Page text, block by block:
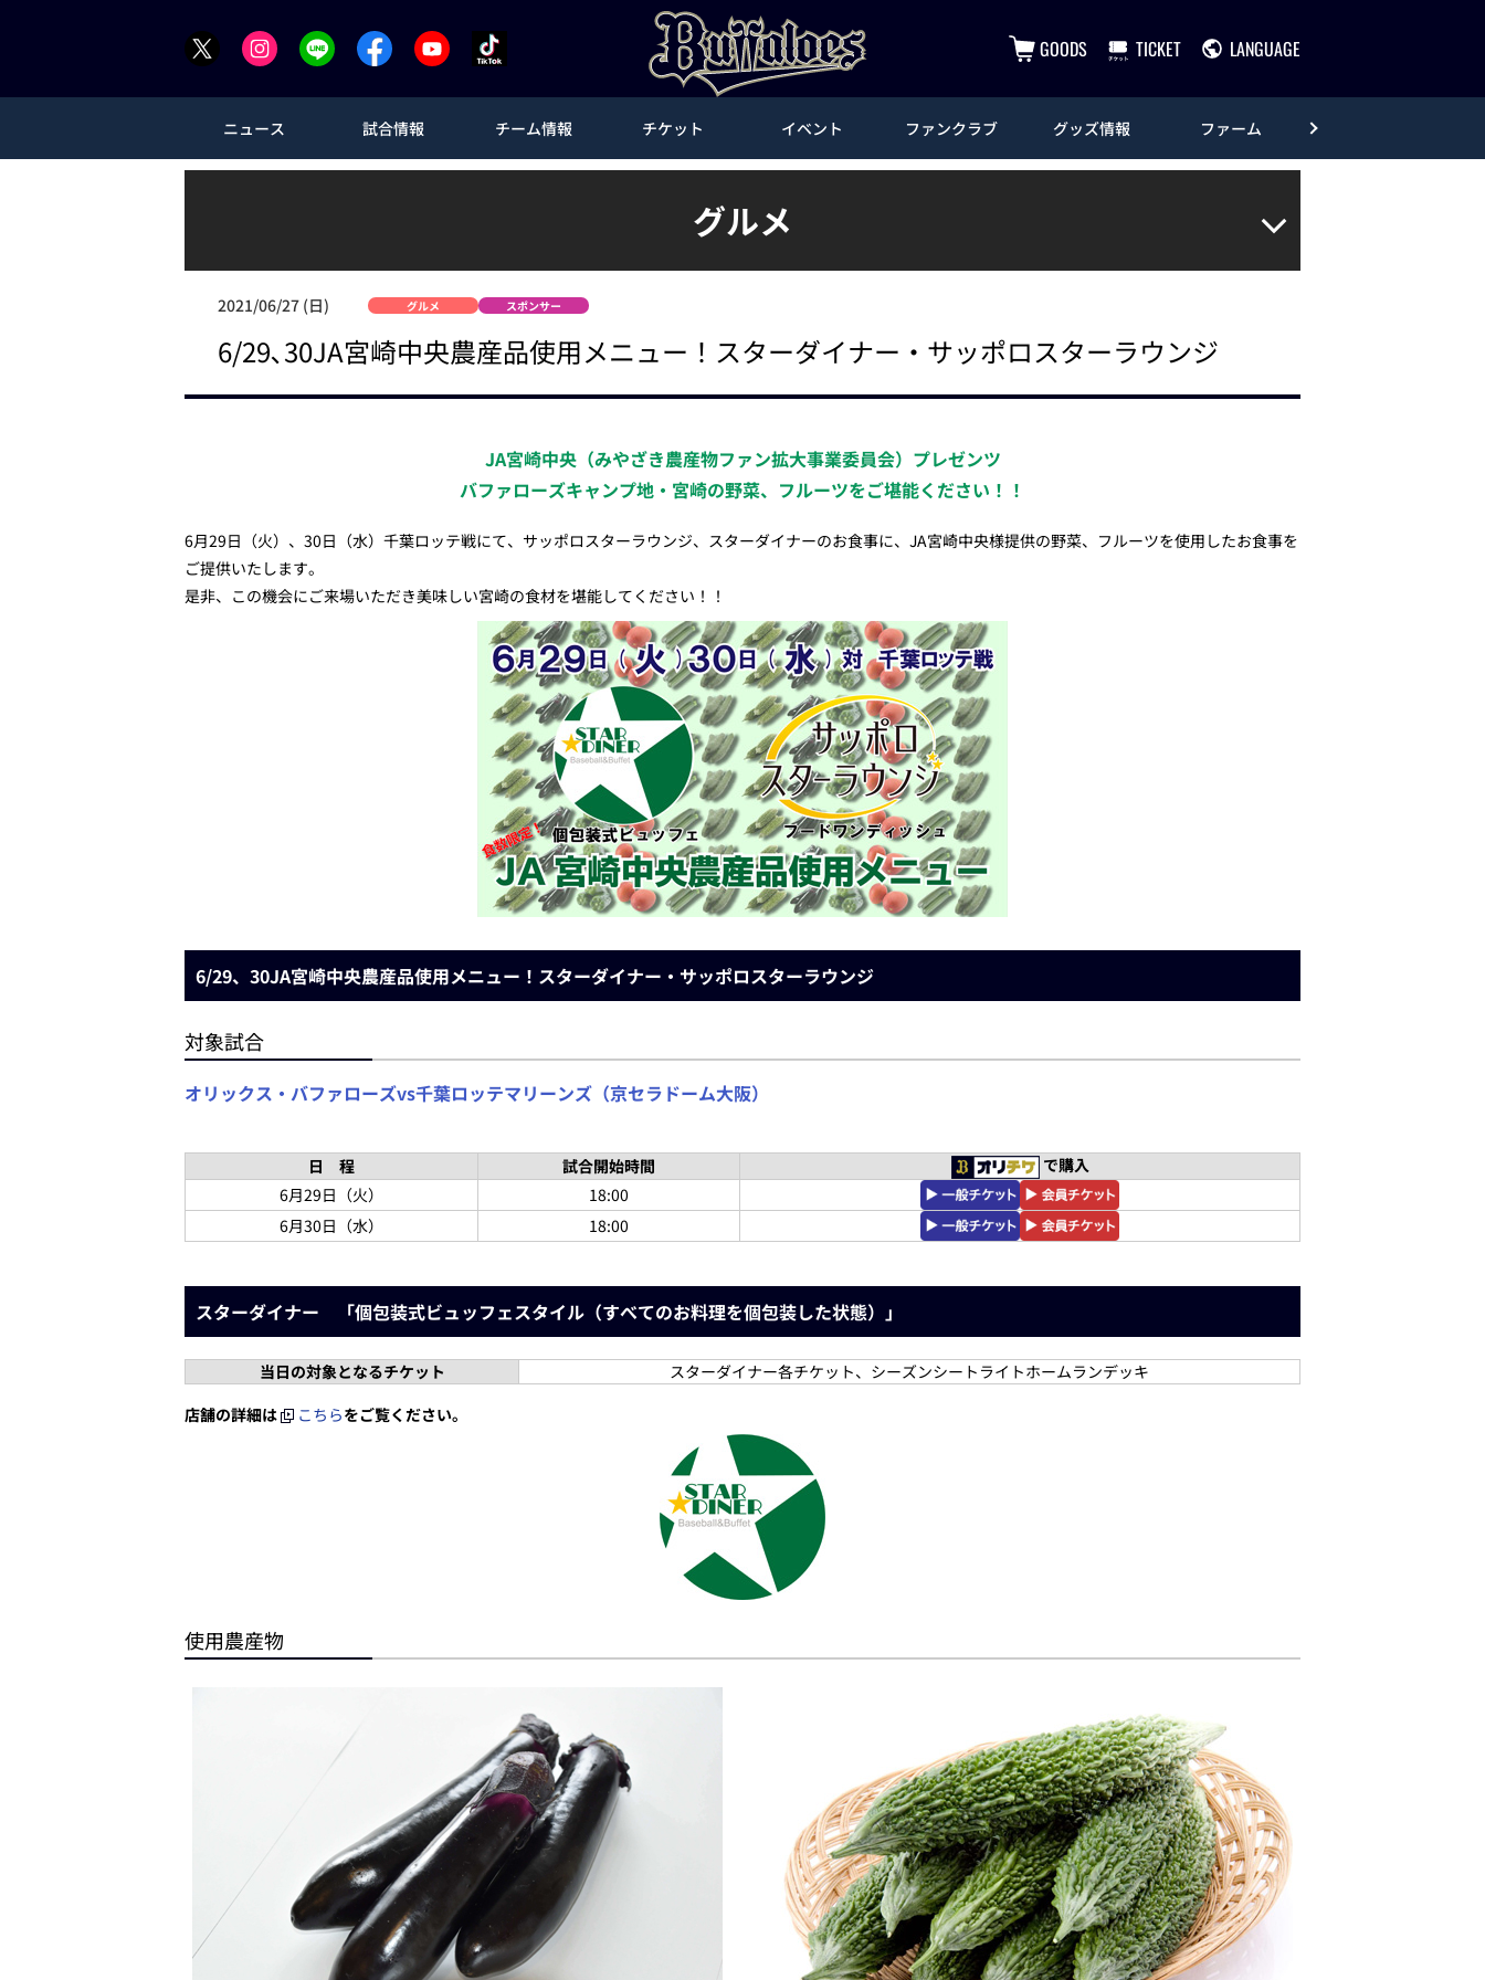
GOODS TICKET LANGUAGE
ニュース 試合情報 チーム情報 チケット イベント ファンクラブ グッズ情報 ファーム
グルメ
2021/06/27 (日) グルメ スポンサー
6/29､30JA宮崎中央農産品使用メニュー！スターダイナー・サッポロスターラウンジ
JA宮崎中央（みやざき農産物ファン拡大事業委員会）プレゼンツ
バファローズキャンプ地・宮崎の野菜、フルーツをご堪能ください！！
6月29日（火）、30日（水）千葉ロッテ戦にて、サッポロスターラウンジ、スターダイナーのお食事に、JA宮崎中央様提供の野菜、フルーツを使用したお食事を
ご提供いたします。
是非、この機会にご来場いただき美味しい宮崎の食材を堪能してください！！
6/29、30JA宮崎中央農産品使用メニュー！スターダイナー・サッポロスターラウンジ
対象試合
オリックス・バファローズvs千葉ロッテマリーンズ（京セラドーム大阪）
日 程 試合開始時間
で購入
6月29日（火）
18:00
6月30日（水）
18:00
スターダイナー 「個包装式ビュッフェスタイル（すべてのお料理を個包装した状態）」
当日の対象となるチケット
スターダイナー各チケット、シーズンシートライトホームランデッキ
店舗の詳細は
こちらをご覧ください。
使用農産物